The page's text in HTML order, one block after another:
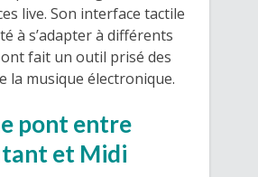
live. Son interface tactile
à s’adapter à différents
fait un outil prisé des
la musique électronique.
pont entre
et Midi